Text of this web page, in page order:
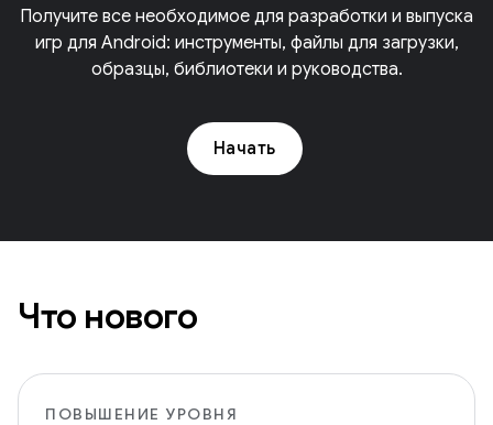
Получите все необходимое для разработки и выпуска
игр для Android: инструменты, файлы для загрузки,
образцы, библиотеки и руководства.
Начать
Что нового
ПОВЫШЕНИЕ УРОВНЯ